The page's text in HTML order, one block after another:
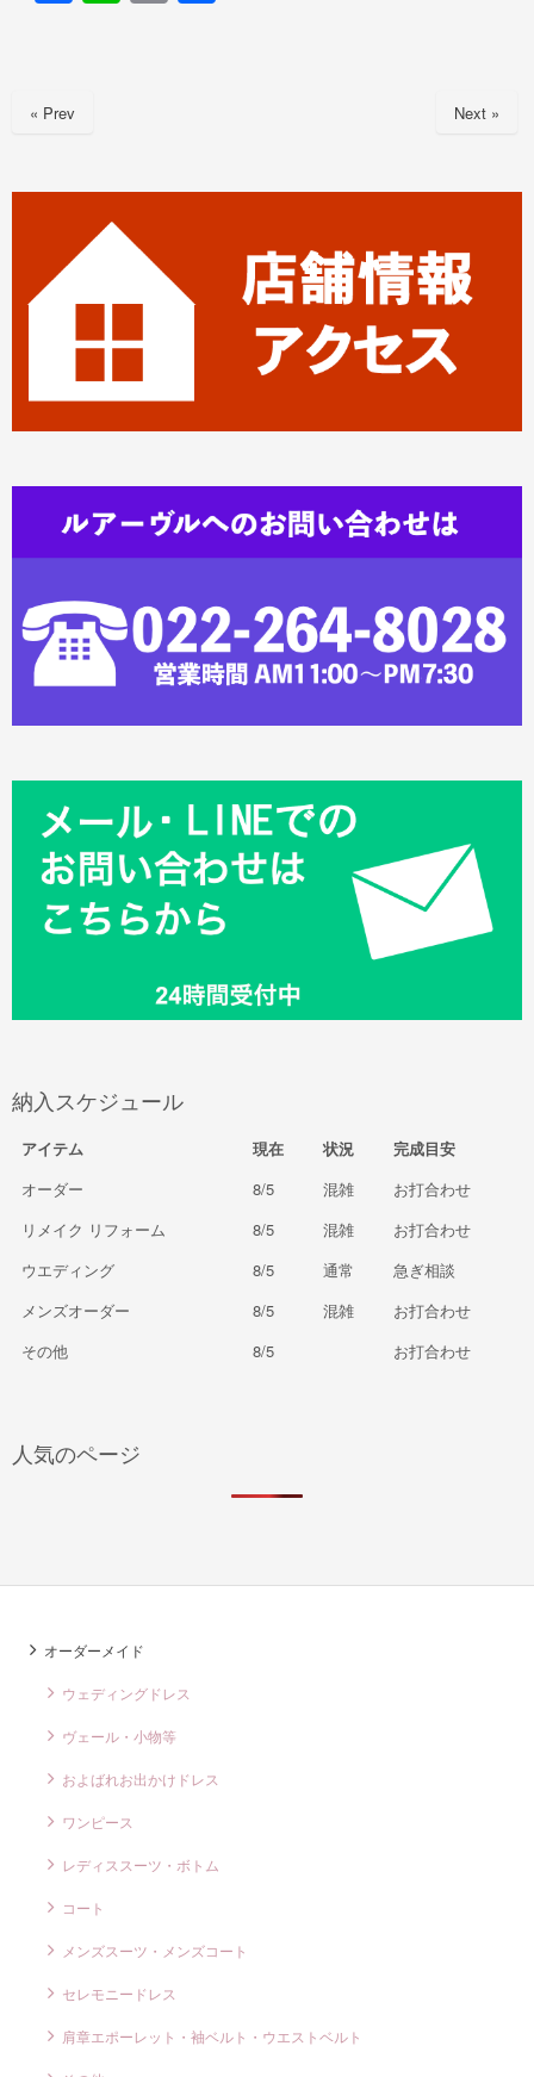
a
e
k
n m
« Prev Next »
納入スケジュール
アイテム 現在 状況
完成目安
オーダー
8/5 混雑
お打合わせ
リメイク リフォーム
8/5 混雑
お打合わせ
ウエディング
8/5 通常
急ぎ相談
メンズオーダー
8/5 混雑
お打合わせ
その他
8/5 お打合わせ
人気のページ
オーダーメイド
ウェディングドレス
ヴェール・小物等
およばれお出かけドレス
ワンピース
レディススーツ・ボトム
コート
メンズスーツ・メンズコート
セレモニードレス
肩章エポーレット・袖ベルト・ウエストベルト